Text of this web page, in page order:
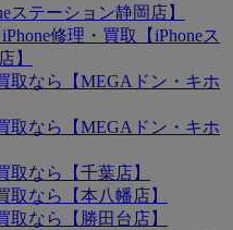
ステーション静岡店】
修理・買取【iPhoneス
】
取なら【MEGAドン・キホ
取なら【MEGAドン・キホ
取なら【千葉店】
取なら【本八幡店】
取なら【勝田台店】